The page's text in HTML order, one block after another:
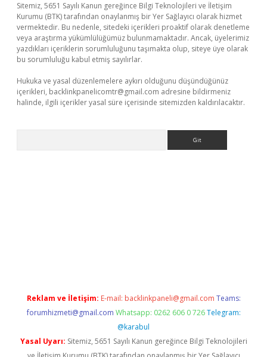
Sitemiz, 5651 Sayılı Kanun gereğince Bilgi Teknolojileri ve İletişim
Kurumu (BTK) tarafından onaylanmış bir Yer Sağlayıcı olarak hizmet
vermektedir. Bu nedenle, sitedeki içerikleri proaktif olarak denetleme
veya araştırma yükümlülüğümüz bulunmamaktadır. Ancak, üyelerimiz
yazdıkları içeriklerin sorumluluğunu taşımakta olup, siteye üye olarak
bu sorumluluğu kabul etmiş sayılırlar.
Hukuka ve yasal düzenlemelere aykırı olduğunu düşündüğünüz
içerikleri, backlinkpanelicomtr@gmail.com adresine bildirmeniz
halinde, ilgili içerikler yasal süre içerisinde sitemizden kaldırılacaktır.
Reklam ve İletişim: E-mail: backlinkpaneli@gmail.com Teams:
forumhizmeti@gmail.com Whatsapp: 0262 606 0 726 Telegram:
@karabul
Yasal Uyarı: Sitemiz, 5651 Sayılı Kanun gereğince Bilgi Teknolojileri